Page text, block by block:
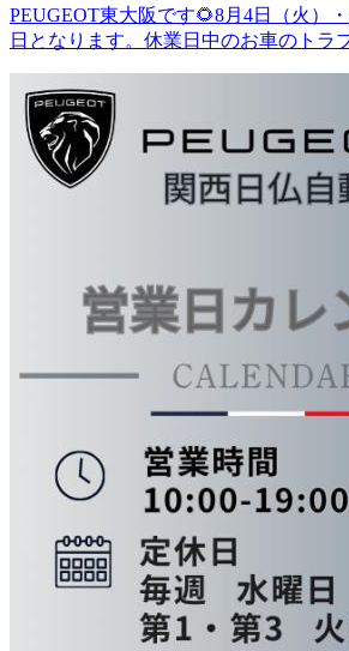
PEUGEOT東大阪です🌻8月4日（火）
日となります。休業日中のお車のトラ